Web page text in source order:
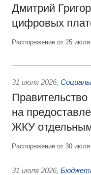
Дмитрий
цифровых
Распоряжение от 25
31 июля 2026,
на
ЖКУ
Распоряжение от 30
31 июля 2026,